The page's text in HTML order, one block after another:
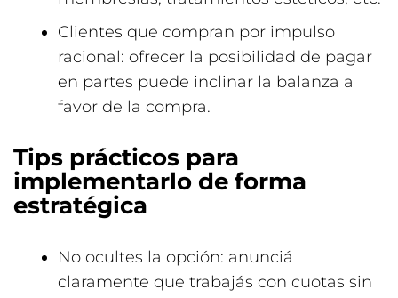
Clientes que compran por impulso
racional: ofrecer la posibilidad de pagar
en partes puede inclinar la balanza a
favor de la compra.
Tips prácticos para
implementarlo de forma
estratégica
No ocultes la opción: anunciá
claramente que trabajás con cuotas sin